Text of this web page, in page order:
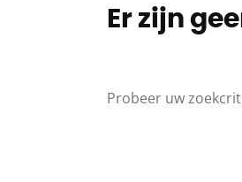
Er zijn
Probeer uw